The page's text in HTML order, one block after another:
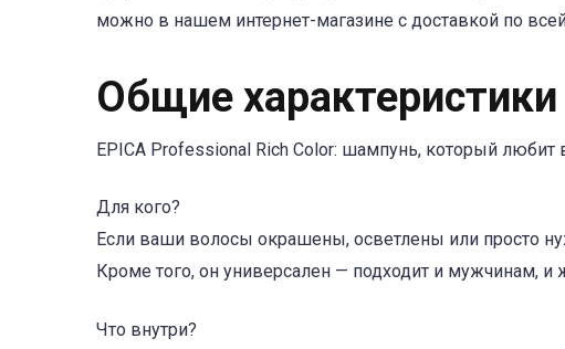
можно в нашем интернет-магазине с доставкой по
Общие характеристики
EPICA Professional Rich Color: шампунь, который
Для кого?
Если ваши волосы окрашены, осветлены или просто
Кроме того, он универсален — подходит и мужчинам,
Что внутри?